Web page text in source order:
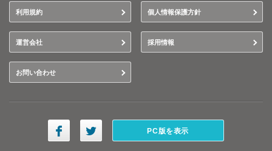
利用規約 個人情報保護方針
運営会社 採用情報
お問い合わせ
PC版を表示